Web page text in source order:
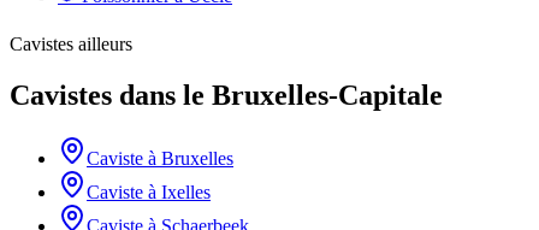
Cavistes ailleurs
Cavistes dans le Bruxelles-Capitale
Caviste à Bruxelles
Caviste à Ixelles
Caviste à Schaerbeek